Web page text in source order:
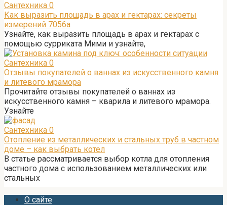
Сантехника 0
Как выразить площадь в арах и гектарах: секреты
измерений 7056а
Узнайте, как выразить площадь в арах и гектарах с
помощью сурриката Мими и узнайте,
Сантехника 0
Отзывы покупателей о ваннах из искусственного камня
и литевого мрамора
Прочитайте отзывы покупателей о ваннах из
искусственного камня – кварила и литевого мрамора.
Узнайте
Сантехника 0
Отопление из металлических и стальных труб в частном
доме – как выбрать котел
В статье рассматривается выбор котла для отопления
частного дома с использованием металлических или
стальных
О сайте